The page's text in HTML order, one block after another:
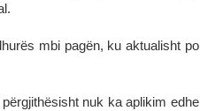
mbi pagën, ku aktualisht po
nuk ka aplikim edhe